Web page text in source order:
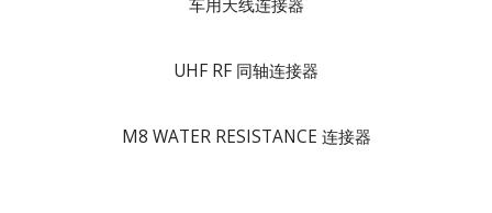
车用天线连接器
UHF RF 同轴连接器
M8 WATER RESISTANCE 连接器